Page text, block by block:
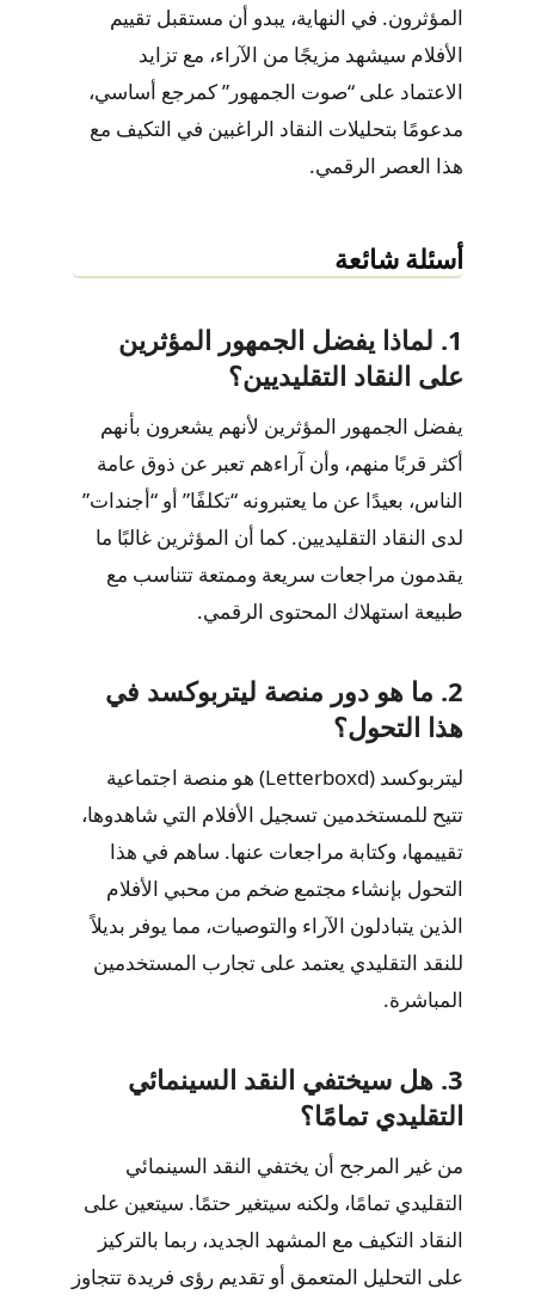
المؤثرون. في النهاية، يبدو أن مستقبل تقييم
الأفلام سيشهد مزيجًا من الآراء، مع تزايد
الاعتماد على “صوت الجمهور” كمرجع أساسي،
مدعومًا بتحليلات النقاد الراغبين في التكيف مع
هذا العصر الرقمي.
أسئلة شائعة
1. لماذا يفضل الجمهور المؤثرين
على النقاد التقليديين؟
يفضل الجمهور المؤثرين لأنهم يشعرون بأنهم
أكثر قربًا منهم، وأن آراءهم تعبر عن ذوق عامة
الناس، بعيدًا عن ما يعتبرونه “تكلفًا” أو “أجندات”
لدى النقاد التقليديين. كما أن المؤثرين غالبًا ما
يقدمون مراجعات سريعة وممتعة تتناسب مع
طبيعة استهلاك المحتوى الرقمي.
2. ما هو دور منصة ليتربوكسد في
هذا التحول؟
ليتربوكسد (Letterboxd) هو منصة اجتماعية
تتيح للمستخدمين تسجيل الأفلام التي شاهدوها،
تقييمها، وكتابة مراجعات عنها. ساهم في هذا
التحول بإنشاء مجتمع ضخم من محبي الأفلام
الذين يتبادلون الآراء والتوصيات، مما يوفر بديلاً
للنقد التقليدي يعتمد على تجارب المستخدمين
المباشرة.
3. هل سيختفي النقد السينمائي
التقليدي تمامًا؟
من غير المرجح أن يختفي النقد السينمائي
التقليدي تمامًا، ولكنه سيتغير حتمًا. سيتعين على
النقاد التكيف مع المشهد الجديد، ربما بالتركيز
على التحليل المتعمق أو تقديم رؤى فريدة تتجاوز